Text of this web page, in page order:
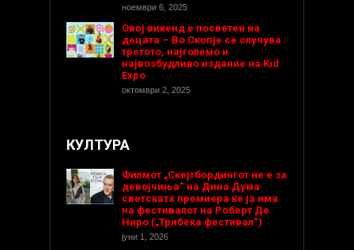
ноември 6, 2025
Овој викенд е посветен на
децата – Во Скопје се случува
третото, најголемо и
највозбудливо издание на Kid
Expo
октомври 2, 2025
КУЛТУРА
Филмот „Скејтбордингот не е за
девојчиња“ на Дина Дума
светската премиера ќе ја има
на фестивалот на Роберт Де
Ниро („Трибека фестивал“)
јуни 1, 2026